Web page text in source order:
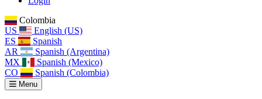
Colombia
US
English (US)
ES
Spanish
AR
Spanish (Argentina)
MX
Spanish (Mexico)
CO
Spanish (Colombia)
Menu